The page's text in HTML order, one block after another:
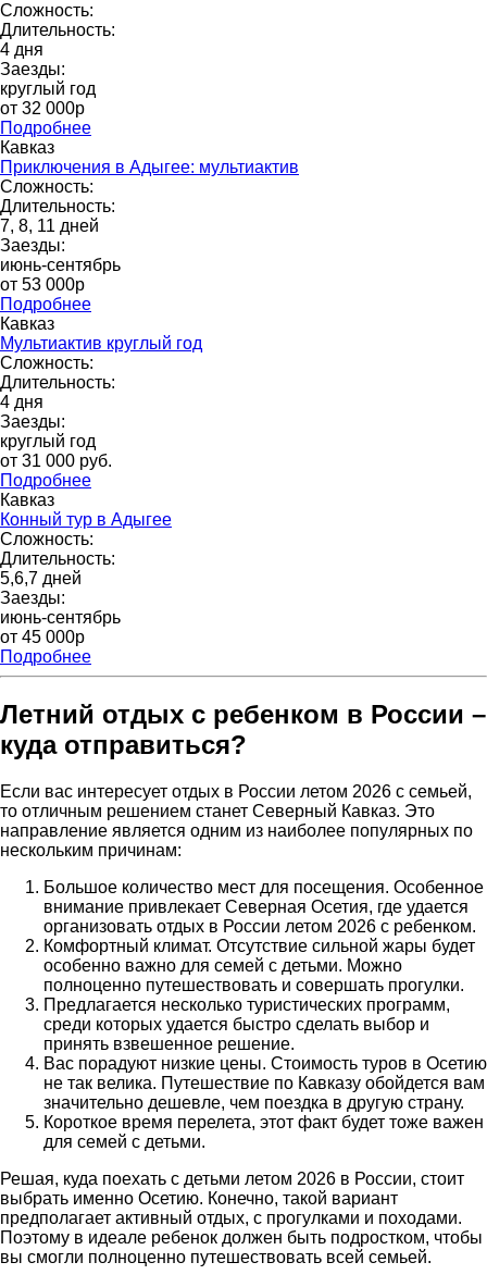
Сложность:
Длительность:
4 дня
Заезды:
круглый год
от 32 000p
Подробнее
Кавказ
Приключения в Адыгее: мультиактив
Сложность:
Длительность:
7, 8, 11 дней
Заезды:
июнь-сентябрь
от 53 000p
Подробнее
Кавказ
Мультиактив круглый год
Сложность:
Длительность:
4 дня
Заезды:
круглый год
от 31 000 pуб.
Подробнее
Кавказ
Конный тур в Адыгее
Сложность:
Длительность:
5,6,7 дней
Заезды:
июнь-сентябрь
от 45 000p
Подробнее
Летний отдых с ребенком в России –
куда отправиться?
Если вас интересует отдых в России летом 2026 с семьей,
то отличным решением станет Северный Кавказ. Это
направление является одним из наиболее популярных по
нескольким причинам:
Большое количество мест для посещения. Особенное
внимание привлекает Северная Осетия, где удается
организовать отдых в России летом 2026 с ребенком.
Комфортный климат. Отсутствие сильной жары будет
особенно важно для семей с детьми. Можно
полноценно путешествовать и совершать прогулки.
Предлагается несколько туристических программ,
среди которых удается быстро сделать выбор и
принять взвешенное решение.
Вас порадуют низкие цены. Стоимость туров в Осетию
не так велика. Путешествие по Кавказу обойдется вам
значительно дешевле, чем поездка в другую страну.
Короткое время перелета, этот факт будет тоже важен
для семей с детьми.
Решая, куда поехать с детьми летом 2026 в России, стоит
выбрать именно Осетию. Конечно, такой вариант
предполагает активный отдых, с прогулками и походами.
Поэтому в идеале ребенок должен быть подростком, чтобы
вы смогли полноценно путешествовать всей семьей.